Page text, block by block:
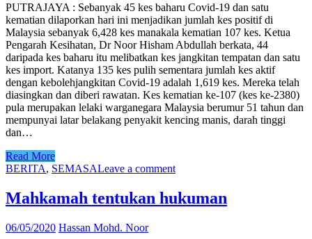
PUTRAJAYA : Sebanyak 45 kes baharu Covid-19 dan satu
kematian dilaporkan hari ini menjadikan jumlah kes positif di
Malaysia sebanyak 6,428 kes manakala kematian 107 kes. Ketua
Pengarah Kesihatan, Dr Noor Hisham Abdullah berkata, 44
daripada kes baharu itu melibatkan kes jangkitan tempatan dan satu
kes import. Katanya 135 kes pulih sementara jumlah kes aktif
dengan kebolehjangkitan Covid-19 adalah 1,619 kes. Mereka telah
diasingkan dan diberi rawatan. Kes kematian ke-107 (kes ke-2380)
pula merupakan lelaki warganegara Malaysia berumur 51 tahun dan
mempunyai latar belakang penyakit kencing manis, darah tinggi
dan…
Read More
BERITA, SEMASALeave a comment
Mahkamah tentukan hukuman
06/05/2020 Hassan Mohd. Noor